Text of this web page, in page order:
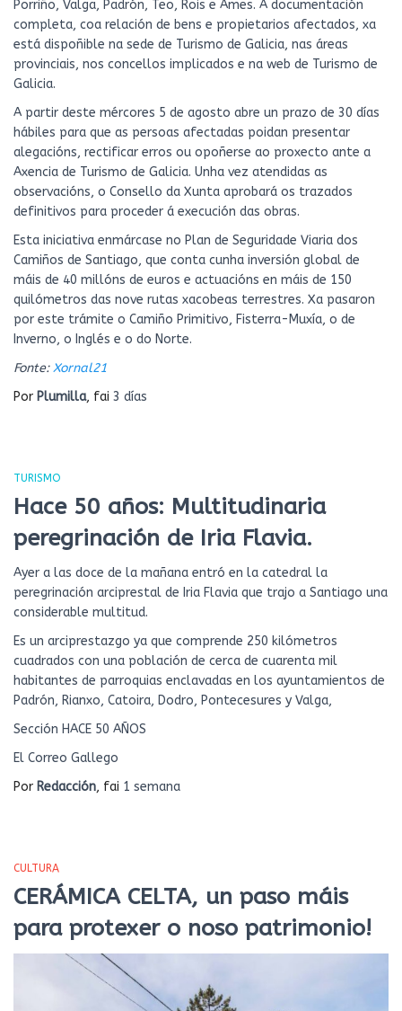
Porriño, Valga, Padrón, Teo, Rois e Ames. A documentación
completa, coa relación de bens e propietarios afectados, xa
está dispoñible na sede de Turismo de Galicia, nas áreas
provinciais, nos concellos implicados e na web de Turismo de
Galicia.
A partir deste mércores 5 de agosto abre un prazo de 30 días
hábiles para que as persoas afectadas poidan presentar
alegacións, rectificar erros ou opoñerse ao proxecto ante a
Axencia de Turismo de Galicia. Unha vez atendidas as
observacións, o Consello da Xunta aprobará os trazados
definitivos para proceder á execución das obras.
Esta iniciativa enmárcase no Plan de Seguridade Viaria dos
Camiños de Santiago, que conta cunha inversión global de
máis de 40 millóns de euros e actuacións en máis de 150
quilómetros das nove rutas xacobeas terrestres. Xa pasaron
por este trámite o Camiño Primitivo, Fisterra-Muxía, o de
Inverno, o Inglés e o do Norte.
Fonte:Xornal21
Por Plumilla, fai 3 días
TURISMO
Hace 50 años: Multitudinaria
peregrinación de Iria Flavia.
Ayer a las doce de la mañana entró en la catedral la
peregrinación arciprestal de Iria Flavia que trajo a Santiago una
considerable multitud.
Es un arciprestazgo ya que comprende 250 kilómetros
cuadrados con una población de cerca de cuarenta mil
habitantes de parroquias enclavadas en los ayuntamientos de
Padrón, Rianxo, Catoira, Dodro, Pontecesures y Valga,
Sección HACE 50 AÑOS
El Correo Gallego
Por Redacción, fai 1 semana
CULTURA
CERÁMICA CELTA, un paso máis
para protexer o noso patrimonio!